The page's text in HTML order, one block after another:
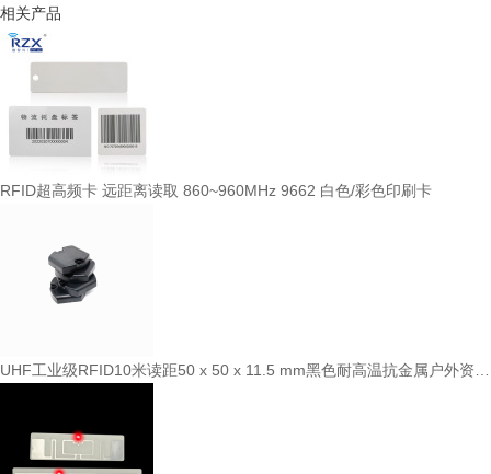
相关产品
RFID超高频卡 远距离读取 860~960MHz 9662 白色/彩色印刷卡